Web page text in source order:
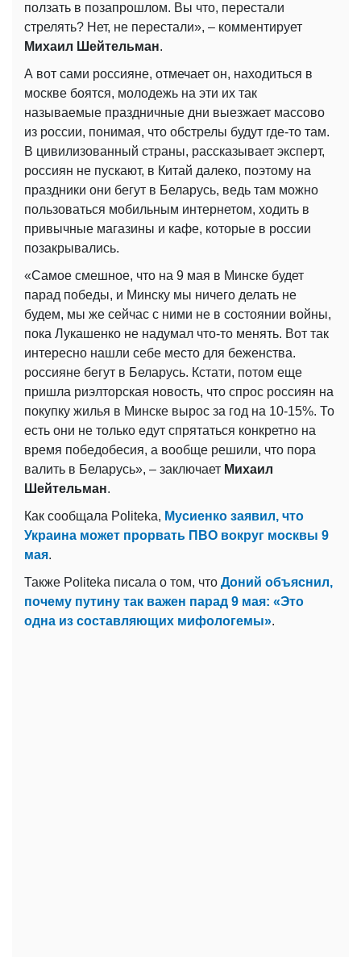
ползать в позапрошлом. Вы что, перестали
стрелять? Нет, не перестали», – комментирует
Михаил Шейтельман.
А вот сами россияне, отмечает он, находиться в
москве боятся, молодежь на эти их так
называемые праздничные дни выезжает массово
из россии, понимая, что обстрелы будут где-то там.
В цивилизованный страны, рассказывает эксперт,
россиян не пускают, в Китай далеко, поэтому на
праздники они бегут в Беларусь, ведь там можно
пользоваться мобильным интернетом, ходить в
привычные магазины и кафе, которые в россии
позакрывались.
«Самое смешное, что на 9 мая в Минске будет
парад победы, и Минску мы ничего делать не
будем, мы же сейчас с ними не в состоянии войны,
пока Лукашенко не надумал что-то менять. Вот так
интересно нашли себе место для беженства.
россияне бегут в Беларусь. Кстати, потом еще
пришла риэлторская новость, что спрос россиян на
покупку жилья в Минске вырос за год на 10-15%. То
есть они не только едут спрятаться конкретно на
время победобесия, а вообще решили, что пора
валить в Беларусь», – заключает Михаил
Шейтельман.
Как сообщала Politeka, Мусиенко заявил, что
Украина может прорвать ПВО вокруг москвы 9
мая.
Также Politeka писала о том, что Доний объяснил,
почему путину так важен парад 9 мая: «Это
одна из составляющих мифологемы».